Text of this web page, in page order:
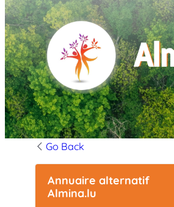
Go Back
Annuaire alternatif
Almina.lu